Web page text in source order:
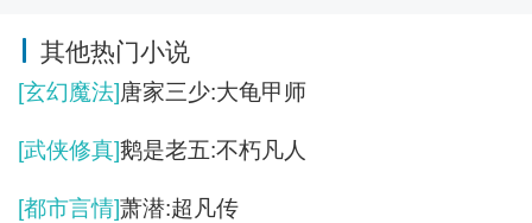
其他热门小说
[玄幻魔法]唐家三少:大龟甲师
[武侠修真]鹅是老五:不朽凡人
[都市言情]萧潜:超凡传